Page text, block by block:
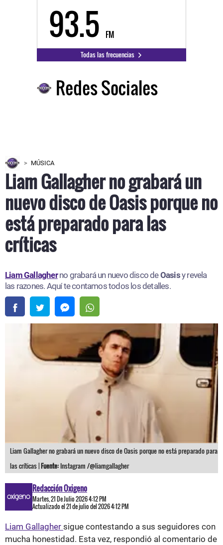
93.5 FM
Todas las frecuencias
Redes Sociales
MÚSICA
Liam Gallagher no grabará un
nuevo disco de Oasis porque no
está preparado para las
críticas
Liam Gallagherno grabará un nuevo disco deOasisy revela
las razones. Aquí te contamos todos los detalles.
Liam Gallagher no grabará un nuevo disco de Oasis porque no está preparado para
las críticas |Fuente: Instagram /@liamgallagher
Redacción Oxigeno
Martes, 21 De Julio 2026 4:12 PM
Actualizado el 21 de julio del 2026 4:12 PM
Liam Gallagher sigue contestando a sus seguidores con
mucha honestidad. Esta vez, respondió al comentario de